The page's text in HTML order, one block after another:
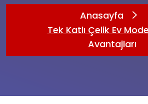
Anasayfa
Tek Katlı Çelik Ev
Avantajları